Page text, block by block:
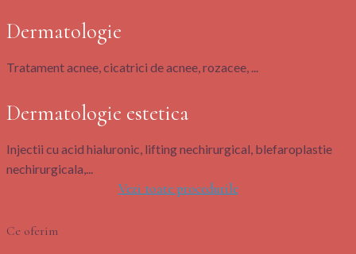
Dermatologie
Tratament acnee, cicatrici de acnee, rozacee, ...
Dermatologie estetica
Injectii cu acid hialuronic, lifting nechirurgical, blefaroplastie
nechirurgicala,...
Vezi toate procedurile
Ce oferim